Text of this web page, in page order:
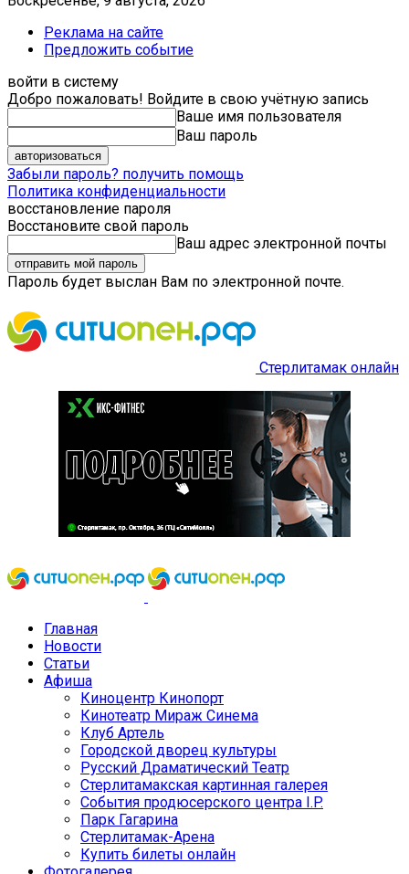
Реклама на сайте
Предложить событие
войти в систему
Добро пожаловать! Войдите в свою учётную запись
Ваше имя пользователя
Ваш пароль
Забыли пароль? получить помощь
Политика конфиденциальности
восстановление пароля
Восстановите свой пароль
Ваш адрес электронной почты
Пароль будет выслан Вам по электронной почте.
Стерлитамак онлайн
Главная
Новости
Статьи
Афиша
Киноцентр Кинопорт
Кинотеатр Мираж Синема
Клуб Артель
Городской дворец культуры
Русский Драматический Театр
Стерлитамакская картинная галерея
События продюсерского центра I.P.
Парк Гагарина
Стерлитамак-Арена
Купить билеты онлайн